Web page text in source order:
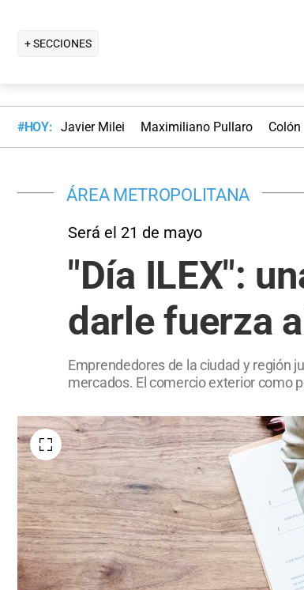
+ SECCIONES
#HOY: Javier Milei Maximiliano Pullaro Colón
ÁREA METROPOLITANA
Será el 21 de mayo
"Día ILEX":
darle fuerza
Emprendedores de la ciudad y región
mercados. El comercio exterior como